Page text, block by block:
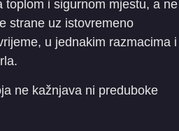
toplom i sigurnom mjestu, a ne
strane uz istovremeno
u jednakim razmacima i
ne kažnjava ni preduboke